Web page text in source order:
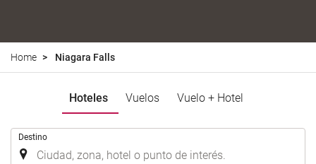
Home Niagara Falls
Hoteles Vuelos Vuelo + Hotel
Destino